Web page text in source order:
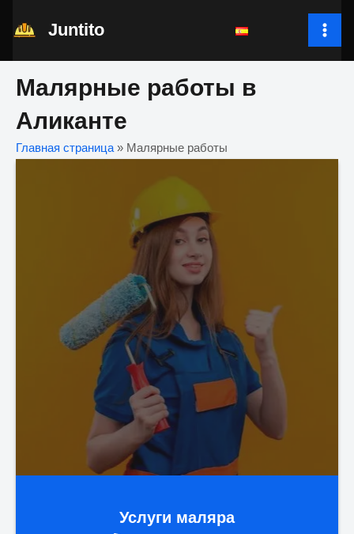
Juntito
Малярные работы в
Аликанте
Главная страница » Малярные работы
Услуги маляра